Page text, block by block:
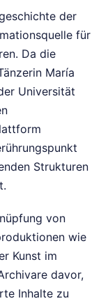
der
für
Da die
María
Universität
Strukturen
von
wie
Kunst im
davor,
Inhalte zu